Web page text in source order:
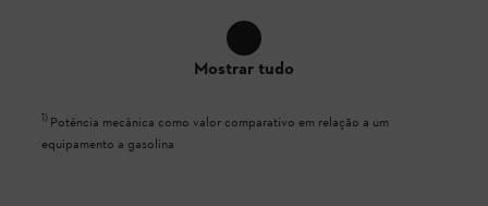
Mostrar tudo
1) Potência mecânica como valor comparativo em relação a um
equipamento a gasolina